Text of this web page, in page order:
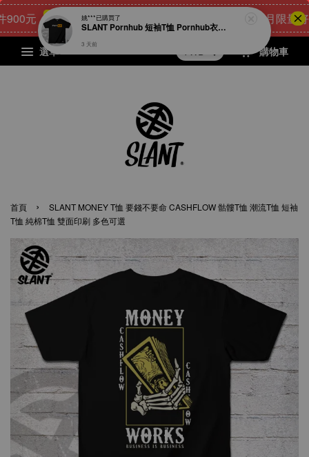
點我 立即購 21 天 [8月限量好禮
選單 購物車
首頁 ›
SLANT MONEY T恤 要錢不要命 CASHFLOW 骷髏T恤 潮流T恤 短袖
T恤 純棉T恤 雙面印刷 多色可選